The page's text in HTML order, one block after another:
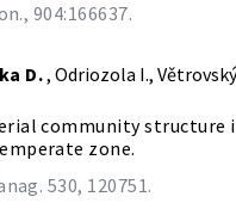
904:166637.
D., Odriozola I.,
community
zone.
530, 120751.